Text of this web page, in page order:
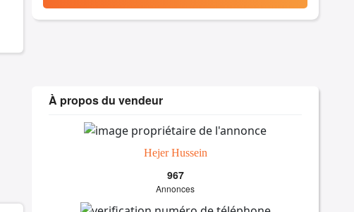
À propos du vendeur
Hejer Hussein
967
Annonces